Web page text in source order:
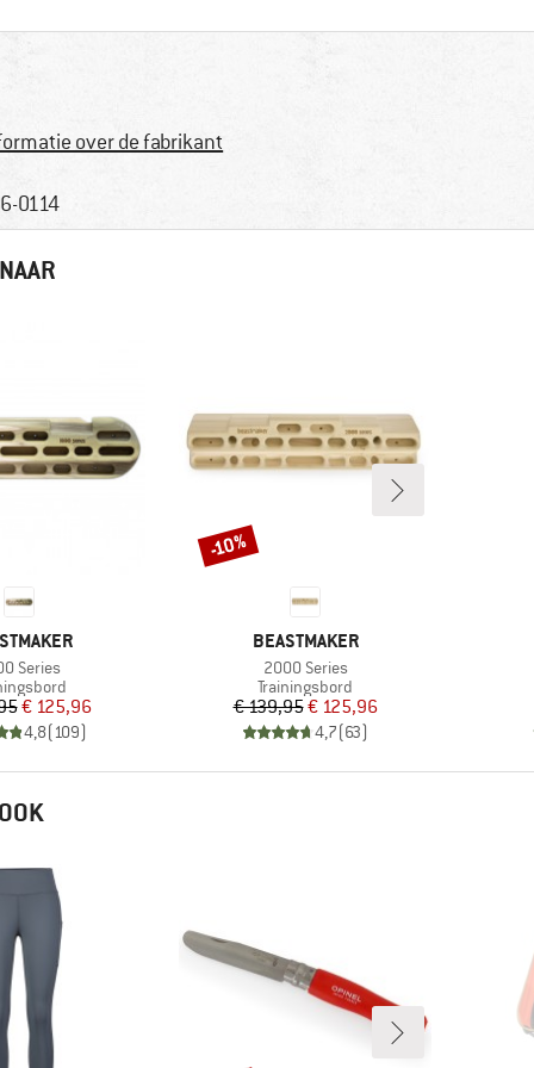
over de fabrikant
0114
Series
Prijs
Verlaagde prijs
€ 125,96
4,8(109)
MERK
BEASTMAKER
Artikel
2000 Series
Productgroep
Trainingsbord
Prijs
€ 139,95Verlaagde prijs
€ 125,96
4,7(63)
Korting
-10%